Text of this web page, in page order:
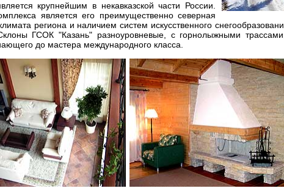
крупнейшим в некавказской части России.
является его преимущественно северная
региона и наличием систем искусственного
ГСОК "Казань" разноуровневые, с горнолыжными
до мастера международного класса.